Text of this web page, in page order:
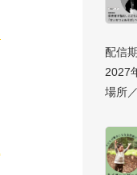
配信
2027
場所